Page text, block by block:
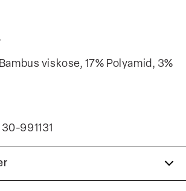
viskose, 17% Polyamid, 3%
30-991131